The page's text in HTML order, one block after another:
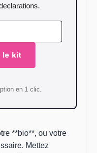
le kit
en 1 clic.
**bio**, ou votre
Mettez